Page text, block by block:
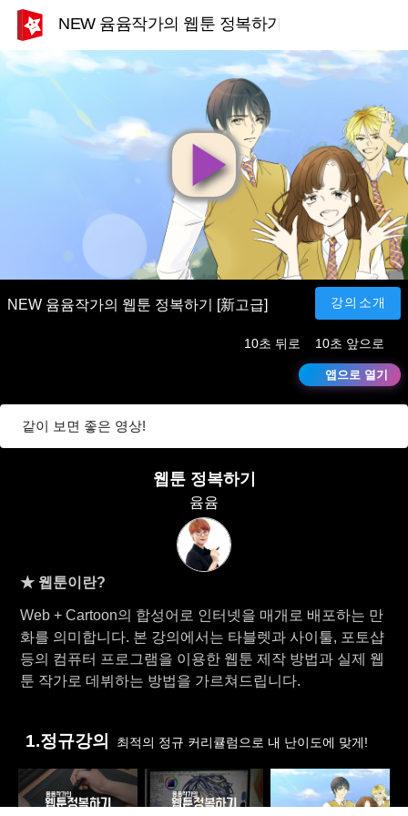
NEW 윰윰작가의 웹툰 정복하기 [新고급]
영
상
재
생
NEW 윰윰작가의 웹툰 정복하기 [新고급] 강의소개
10초 뒤로 10초 앞으로
앱으로 열기
같이 보면 좋은 영상!
웹툰 정복하기
윰윰
★ 웹툰이란?
Web + Cartoon의 합성어로 인터넷을 매개로 배포하는 만
화를 의미합니다. 본 강의에서는 타블렛과 사이툴, 포토샵
등의 컴퓨터 프로그램을 이용한 웹툰 제작 방법과 실제 웹
툰 작가로 데뷔하는 방법을 가르쳐드립니다.
1.정규강의 최적의 정규 커리큘럼으로 내 난이도에 맞게!